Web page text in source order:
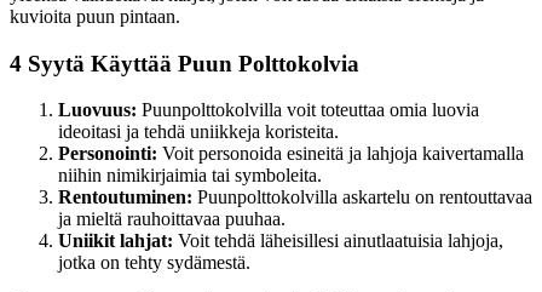
kuvioita puun pintaan.
4 Syytä Käyttää Puun Polttokolvia
Luovuus: Puunpolttokolvilla voit toteuttaa omia luovia
ideoitasi ja tehdä uniikkeja koristeita.
Personointi: Voit personoida esineitä ja lahjoja kaivertamalla
niihin nimikirjaimia tai symboleita.
Rentoutuminen: Puunpolttokolvilla askartelu on rentouttavaa
ja mieltä rauhoittavaa puuhaa.
Uniikit lahjat: Voit tehdä läheisillesi ainutlaatuisia lahjoja,
jotka on tehty sydämestä.